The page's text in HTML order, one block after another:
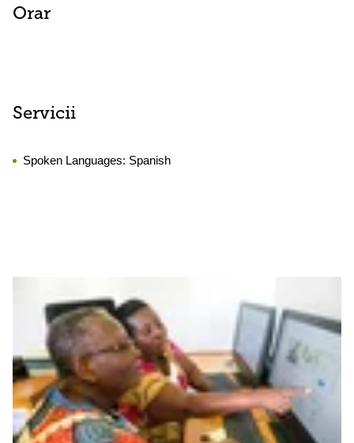
Orar
Servicii
Spoken Languages: Spanish